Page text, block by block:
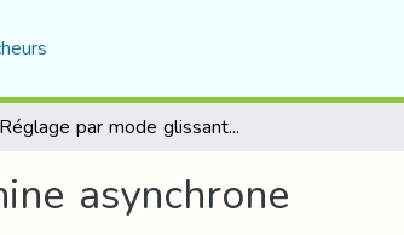
Réglage par mode glissant d'une machine asynchrone
asynchrone